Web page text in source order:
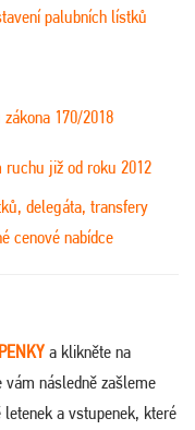
palubních lístků
170/2018
již od roku 2012
delegáta, transfery
cenové nabídce
a klikněte na
následně zašleme
a vstupenek, které